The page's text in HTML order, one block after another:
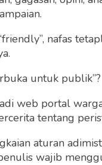
Tokoh Islam,
Tegaskan
Indonesia
Maulana
4 Feb, 2026
nafas
untuk publik”?
web portal
tentang
aturan
wajib